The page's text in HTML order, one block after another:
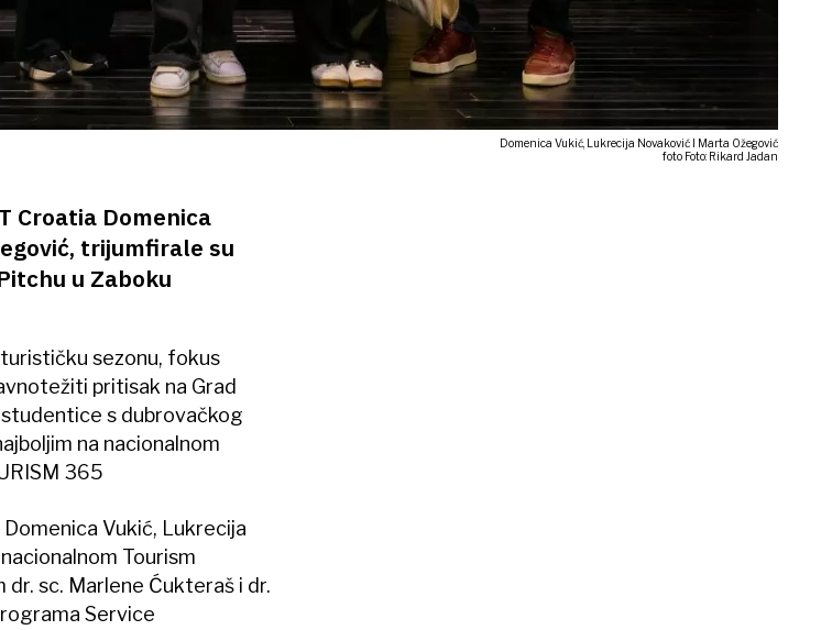
Domenica Vukić, Lukrecija Novaković I Marta Ožegović
foto Foto: Rikard Jadan
Croatia Domenica
trijumfirale su
u Zaboku
sezonu, fokus
pritisak na Grad
s dubrovačkog
na nacionalnom
365
Vukić, Lukrecija
Tourism
sc. Marlene Ćukteraš i dr.
Service